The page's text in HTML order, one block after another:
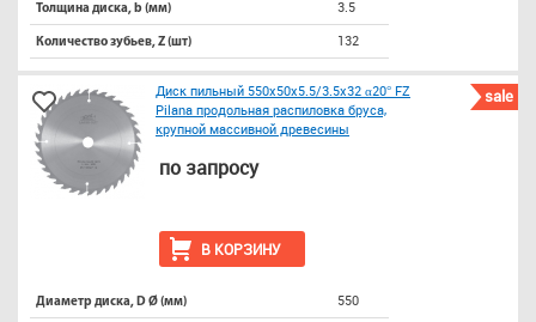
Толщина диска, b (мм) 3.5
Количество зубьев, Z (шт) 132
sale
Диск пильный 550х50х5.5/3.5х32 α20° FZ
Pilana продольная распиловка бруса,
крупной массивной древесины
В КОРЗИНУ
по запросу
Диаметр диска, D Ø (мм) 550